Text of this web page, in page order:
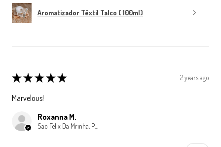
Aromatizador Têxtil Talco ( 100ml)
★★★★★ 2 years ago
Marvelous!
Roxanna M.